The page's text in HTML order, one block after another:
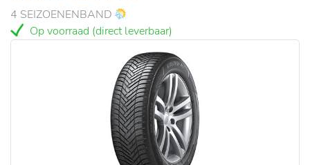
4 SEIZOENENBAND
Op voorraad (direct leverbaar)